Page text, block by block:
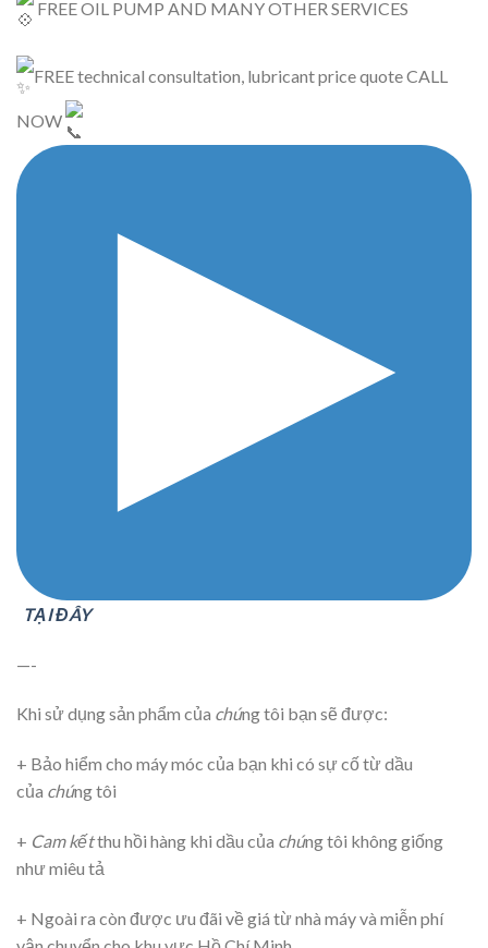
FREE OIL PUMP AND MANY OTHER SERVICES
FREE technical consultation, lubricant price quote CALL
NOW
TẠI ĐÂY
—-
Khi sử dụng sản phẩm của chúng tôi bạn sẽ được:
+ Bảo hiểm cho máy móc của bạn khi có sự cố từ dầu
của chúng tôi
+ Cam kếtthu hồi hàng khi dầu của chúng tôi không giống
như miêu tả
+ Ngoài ra còn được ưu đãi về giá từ nhà máy và miễn phí